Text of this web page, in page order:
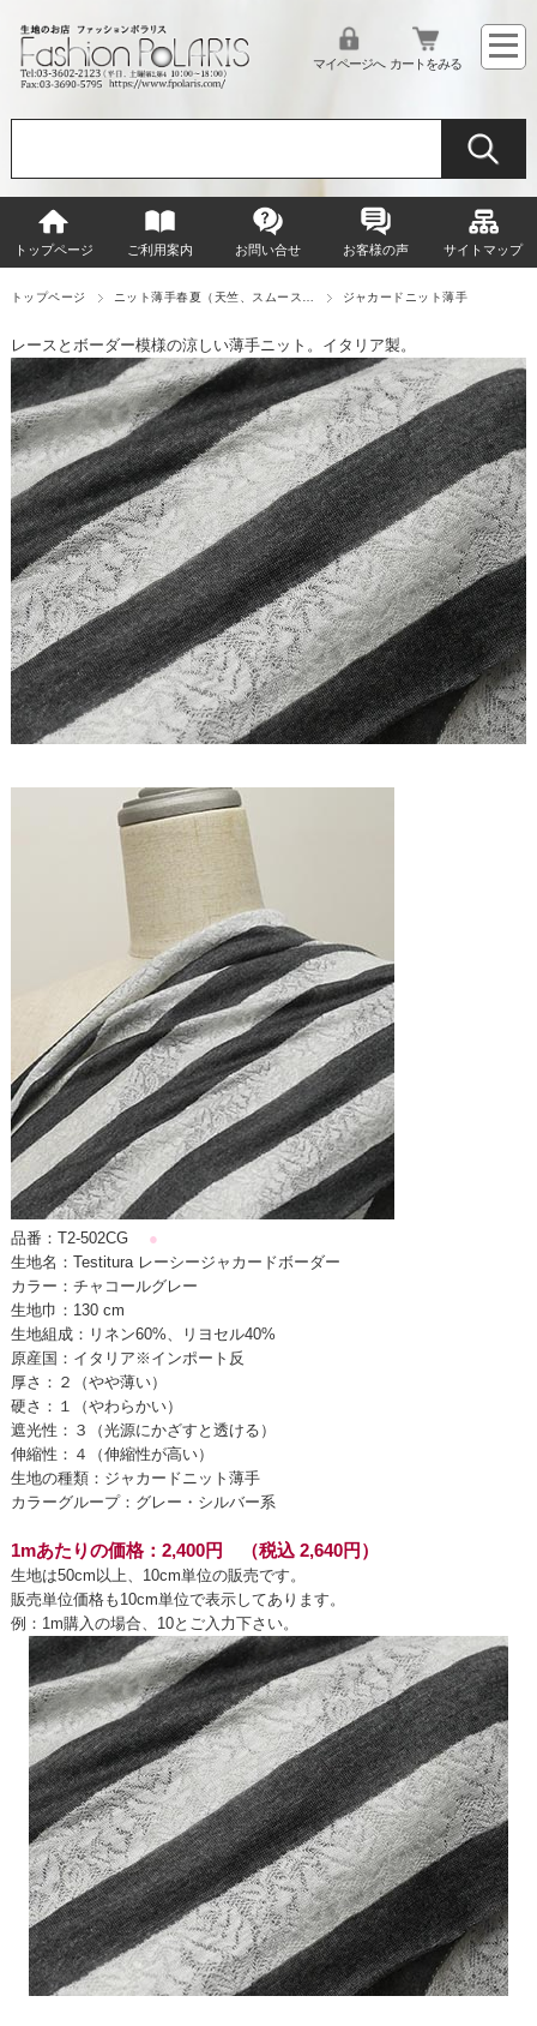
マイページへ カートをみる
トップページ ご利用案内 お問い合せ お客様の声 サイトマップ
トップページ ニット薄手春夏（天竺、スムース… ジャカードニット薄手
レースとボーダー模様の涼しい薄手ニット。イタリア製。
品番：T2-502CG●
生地名：Testitura レーシージャカードボーダー
カラー：チャコールグレー
生地巾：130 cm
生地組成：リネン60%、リヨセル40%
原産国：イタリア※インポート反
厚さ：２（やや薄い）
硬さ：１（やわらかい）
遮光性：３（光源にかざすと透ける）
伸縮性：４（伸縮性が高い）
生地の種類：ジャカードニット薄手
カラーグループ：グレー・シルバー系
1mあたりの価格：2,400円 （税込 2,640円）
生地は50cm以上、10cm単位の販売です。
販売単位価格も10cm単位で表示してあります。
例：1m購入の場合、10とご入力下さい。